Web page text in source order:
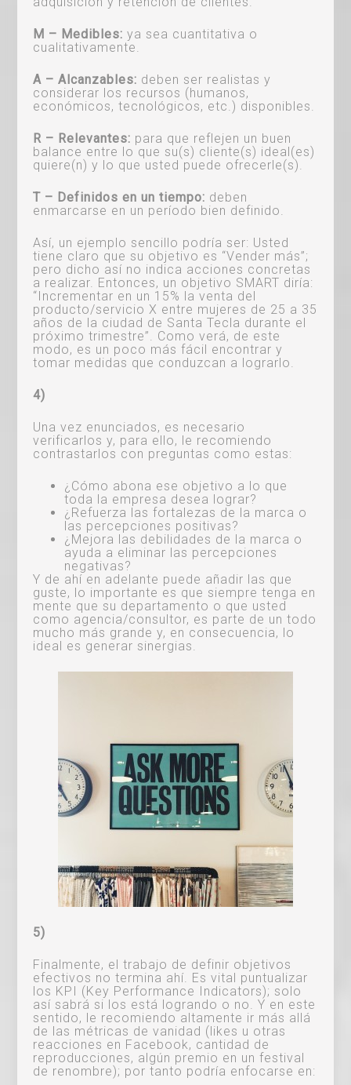
M – Medibles: ya sea cuantitativa o
cualitativamente.
A – Alcanzables: deben ser realistas y
considerar los recursos (humanos,
económicos, tecnológicos, etc.) disponibles.
R – Relevantes: para que reflejen un buen
balance entre lo que su(s) cliente(s) ideal(es)
quiere(n) y lo que usted puede ofrecerle(s).
T – Definidos en un tiempo: deben
enmarcarse en un período bien definido.
Así, un ejemplo sencillo podría ser: Usted
tiene claro que su objetivo es “Vender más”;
pero dicho así no indica acciones concretas
a realizar. Entonces, un objetivo SMART diría:
“Incrementar en un 15% la venta del
producto/servicio X entre mujeres de 25 a 35
años de la ciudad de Santa Tecla durante el
próximo trimestre”. Como verá, de este
modo, es un poco más fácil encontrar y
tomar medidas que conduzcan a lograrlo.
4)
Una vez enunciados, es necesario
verificarlos y, para ello, le recomiendo
contrastarlos con preguntas como estas:
¿Cómo abona ese objetivo a lo que
toda la empresa desea lograr?
¿Refuerza las fortalezas de la marca o
las percepciones positivas?
¿Mejora las debilidades de la marca o
ayuda a eliminar las percepciones
negativas?
Y de ahí en adelante puede añadir las que
guste, lo importante es que siempre tenga en
mente que su departamento o que usted
como agencia/consultor, es parte de un todo
mucho más grande y, en consecuencia, lo
ideal es generar sinergias.
5)
Finalmente, el trabajo de definir objetivos
efectivos no termina ahí. Es vital puntualizar
los KPI (Key Performance Indicators); solo
así sabrá si los está logrando o no. Y en este
sentido, le recomiendo altamente ir más allá
de las métricas de vanidad (likes u otras
reacciones en Facebook, cantidad de
reproducciones, algún premio en un festival
de renombre); por tanto podría enfocarse en: